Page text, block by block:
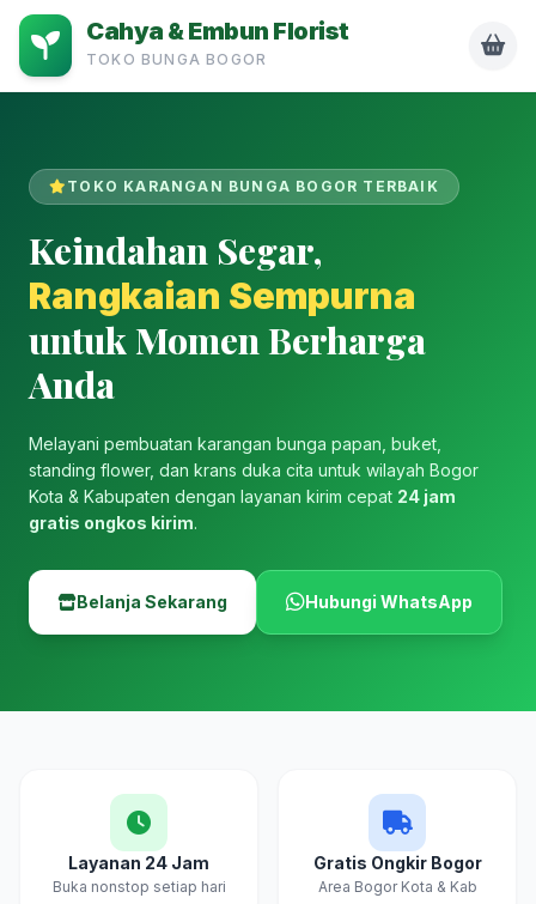
Cahya & Embun Florist
TOKO BUNGA BOGOR
TOKO KARANGAN BUNGA BOGOR TERBAIK
Keindahan Segar,
Rangkaian Sempurna
untuk Momen Berharga
Anda
Melayani pembuatan karangan bunga papan, buket,
standing flower, dan krans duka cita untuk wilayah Bogor
Kota & Kabupaten dengan layanan kirim cepat 24 jam
gratis ongkos kirim.
Belanja Sekarang Hubungi WhatsApp
Layanan 24 Jam
Buka nonstop setiap hari
Gratis Ongkir Bogor
Area Bogor Kota & Kab